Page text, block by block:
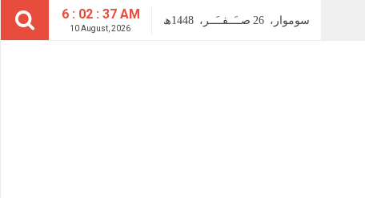
6 : 02 : 37 AM
10 August, 2026
سوموار، 26 صــَــفــَــر، 1448ھ